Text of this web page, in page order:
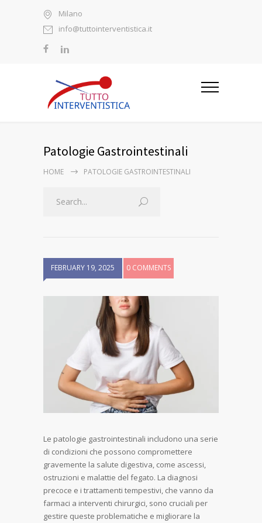
Milano
info@tuttointerventistica.it
Patologie Gastrointestinali
HOME PATOLOGIE GASTROINTESTINALI
FEBRUARY 19, 2025 0 COMMENTS
Le patologie gastrointestinali includono una serie
di condizioni che possono compromettere
gravemente la salute digestiva, come ascessi,
ostruzioni e malattie del fegato. La diagnosi
precoce e i trattamenti tempestivi, che vanno da
farmaci a interventi chirurgici, sono cruciali per
gestire queste problematiche e migliorare la